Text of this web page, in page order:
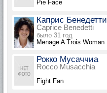
Pie Face
Каприс Бенедетти
Caprice Benedetti
было 31 год
Menage A Trois Woman
Рокко Мусаччиа
Rocco Musacchia
Fight Fan